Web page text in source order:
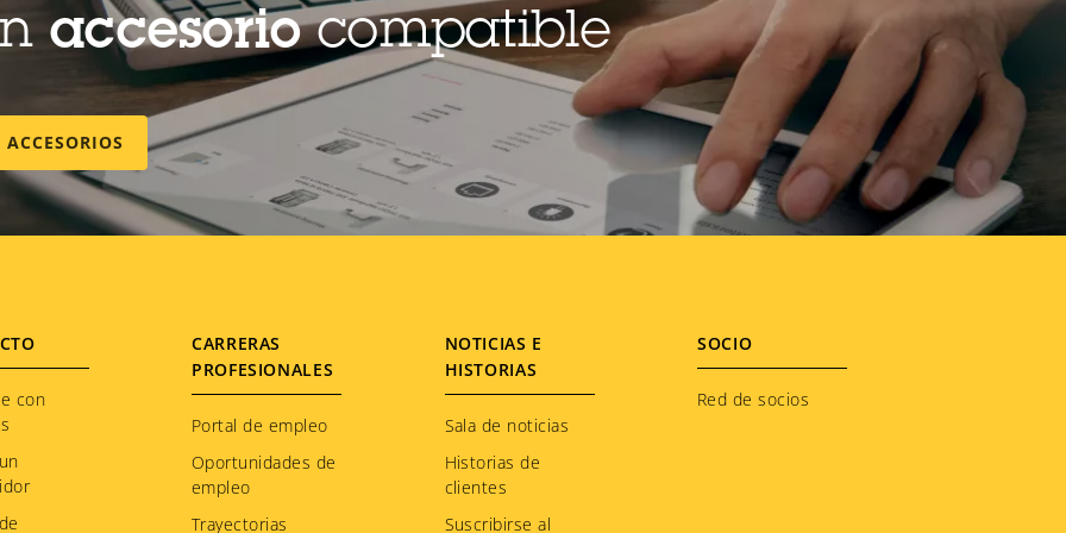
accesoriocompatible
con
CARRERAS
PROFESIONALES
Portal de empleo
Oportunidades de
empleo
Trayectorias
NOTICIAS E
HISTORIAS
Sala de noticias
Historias de
clientes
Suscribirse al
SOCIO
Red de socios